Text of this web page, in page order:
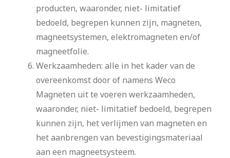
producten, waaronder, niet- limitatief
bedoeld, begrepen kunnen zijn, magneten,
magneetsystemen, elektromagneten en/of
magneetfolie.
Werkzaamheden: alle in het kader van de
overeenkomst door of namens Weco
Magneten uit te voeren werkzaamheden,
waaronder, niet- limitatief bedoeld, begrepen
kunnen zijn, het verlijmen van magneten en
het aanbrengen van bevestigingsmateriaal
aan een magneetsysteem.